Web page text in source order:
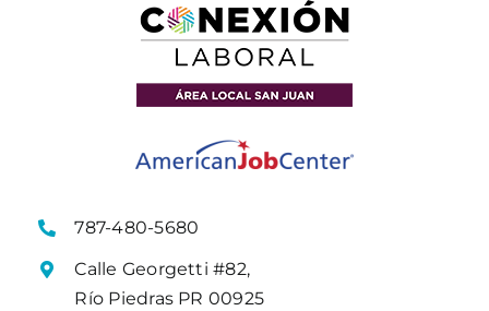
787-480-5680
Calle Georgetti #82,
Río Piedras PR 00925